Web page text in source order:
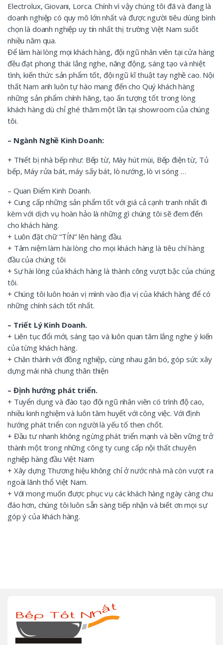
Electrolux, Giovani, Lorca. Chính vì vậy chúng tôi đã và đang là
doanh nghiệp có quy mô lớn nhất và được người tiêu dùng bình
chọn là doanh nghiệp uy tín nhất thị trường Việt Nam suốt
nhiều năm qua.
Để làm hài lòng mọi khách hàng, đội ngũ nhân viên tại cửa hàng
đều đạt phong thái: lắng nghe, năng động, sáng tạo và nhiệt
tình, kiến thức sản phẩm tốt, đội ngũ kĩ thuật tay nghề cao. Nội
thất Nam anh luôn tự hào mang đến cho Quý khách hàng
những sản phẩm chính hãng, tạo ấn tượng tốt trong lòng
khách hàng dù chỉ ghé thăm một lần tại showroom của chúng
tôi.
– Ngành Nghề Kinh Doanh:
+ Thiết bị nhà bếp như: Bếp từ, Máy hút mùi, Bếp điện từ, Tủ
bếp, Máy rửa bát, máy sấy bát, lò nướng, lò vi sóng …
– Quan Điểm Kinh Doanh.
+ Cung cấp những sản phẩm tốt với giá cả cạnh tranh nhất đi
kèm với dịch vụ hoàn hảo là những gì chúng tôi sẽ đem đến
cho khách hàng.
+ Luôn đặt chữ “TÍN” lên hàng đầu.
+ Tâm niệm làm hài lòng cho mọi khách hàng là tiêu chí hàng
đầu của chúng tôi
+ Sự hài lòng của khách hàng là thành công vượt bậc của chúng
tôi.
+ Chúng tôi luôn hoán vị mình vào địa vị của khách hàng để có
những chính sách tốt nhất.
– Triết Lý Kinh Doanh.
+ Liên tục đổi mới, sáng tạo và luôn quan tâm lắng nghe ý kiến
của từng khách hàng.
+ Chân thành với đồng nghiệp, cùng nhau găn bó, góp sức xây
dựng mái nhà chung thân thiện
– Định hướng phát triển.
+ Tuyển dụng và đào tạo đội ngũ nhân viên có trình độ cao,
nhiều kinh nghiệm và luôn tâm huyết với công việc. Với định
hướng phát triển con người là yếu tố then chốt.
+ Đầu tư nhanh không ngừng phát triển mạnh và bền vững trở
thành một trong những công ty cung cấp nội thất chuyên
nghiệp hàng đầu Việt Nam
+ Xây dựng Thương hiệu không chỉ ở nước nhà mà còn vượt ra
ngoài lãnh thổ Việt Nam.
+ Với mong muốn được phục vụ các khách hàng ngày càng chu
đáo hơn, chúng tôi luôn sẵn sàng tiếp nhận và biết ơn mọi sự
góp ý của khách hàng.